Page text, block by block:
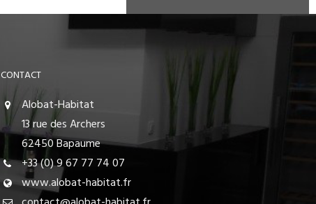
CONTACT
Alobat-Habitat
13 rue des Archers
62450 Bapaume
+33 (0) 9 67 77 74 07
www.alobat-habitat.fr